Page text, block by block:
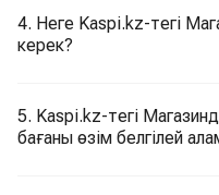
4. Неге Kaspi.kz-тегі
керек?
5. Kaspi.kz-тегі
бағаны өзім белгілей